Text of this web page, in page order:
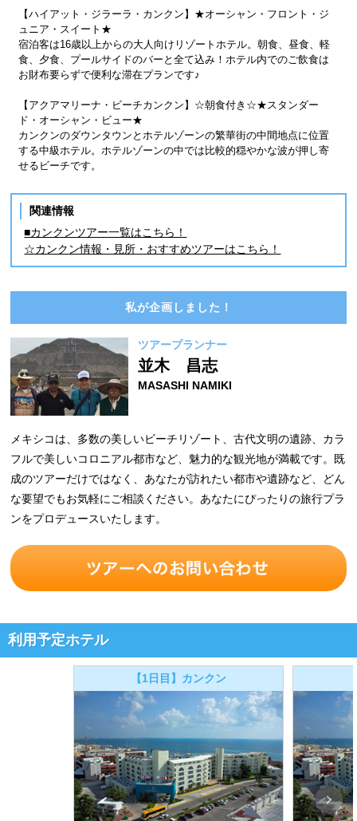
【ハイアット・ジラーラ・カンクン】★オーシャン・フロント・ジ
ュニア・スイート★
宿泊客は16歳以上からの大人向けリゾートホテル。朝食、昼食、軽
食、夕食、プールサイドのバーと全て込み！ホテル内でのご飲食は
お財布要らずで便利な滞在プランです♪
【アクアマリーナ・ビーチカンクン】☆朝食付き☆★スタンダー
ド・オーシャン・ビュー★
カンクンのダウンタウンとホテルゾーンの繁華街の中間地点に位置
する中級ホテル。ホテルゾーンの中では比較的穏やかな波が押し寄
せるビーチです。
関連情報
■カンクンツアー一覧はこちら！
☆カンクン情報・見所・おすすめツアーはこちら！
私が企画しました！
ツアープランナー
並木 昌志
MASASHI NAMIKI
メキシコは、多数の美しいビーチリゾート、古代文明の遺跡、カラ
フルで美しいコロニアル都市など、魅力的な観光地が満載です。既
成のツアーだけではなく、あなたが訪れたい都市や遺跡など、どん
な要望でもお気軽にご相談ください。あなたにぴったりの旅行プラ
ンをプロデュースいたします。
利用予定ホテル
【1日目】カンクン